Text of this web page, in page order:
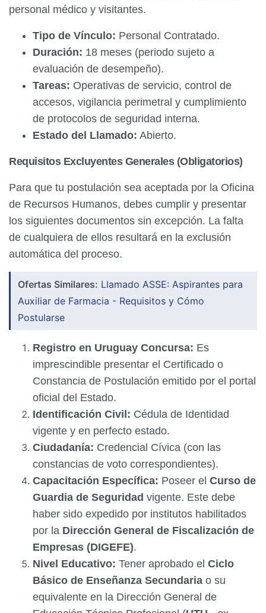
personal médico y visitantes.
Tipo de Vínculo: Personal Contratado.
Duración: 18 meses (periodo sujeto a
evaluación de desempeño).
Tareas: Operativas de servicio, control de
accesos, vigilancia perimetral y cumplimiento
de protocolos de seguridad interna.
Estado del Llamado: Abierto.
Requisitos Excluyentes Generales (Obligatorios)
Para que tu postulación sea aceptada por la Oficina
de Recursos Humanos, debes cumplir y presentar
los siguientes documentos sin excepción. La falta
de cualquiera de ellos resultará en la exclusión
automática del proceso.
Ofertas Similares: Llamado ASSE: Aspirantes para
Auxiliar de Farmacia - Requisitos y Cómo
Postularse
Registro en Uruguay Concursa: Es
imprescindible presentar el Certificado o
Constancia de Postulación emitido por el portal
oficial del Estado.
Identificación Civil: Cédula de Identidad
vigente y en perfecto estado.
Ciudadanía: Credencial Cívica (con las
constancias de voto correspondientes).
Capacitación Específica: Poseer el Curso de
Guardia de Seguridad vigente. Este debe
haber sido expedido por institutos habilitados
por la Dirección General de Fiscalización de
Empresas (DIGEFE).
Nivel Educativo: Tener aprobado el Ciclo
Básico de Enseñanza Secundaria o su
equivalente en la Dirección General de